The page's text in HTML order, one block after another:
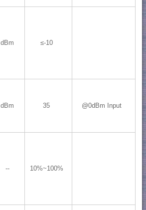
dBm ≤-10
dBm 35 @0dBm Input
-- 10%~100%